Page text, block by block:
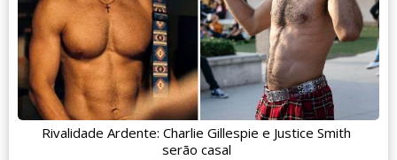
Rivalidade Ardente: Charlie Gillespie e Justice Smith
serão casal